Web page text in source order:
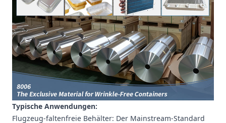
Typische Anwendungen:
Flugzeug-faltenfreie Behälter: Der Mainstream-Standard